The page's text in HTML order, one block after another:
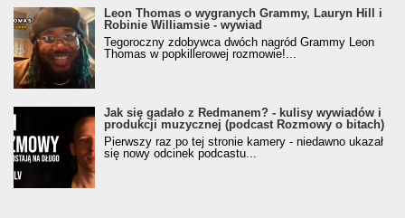
Leon Thomas o wygranych Grammy, Lauryn Hill i
Robinie Williamsie - wywiad
Tegoroczny zdobywca dwóch nagród Grammy Leon
Thomas w popkillerowej rozmowie!...
Jak się gadało z Redmanem? - kulisy wywiadów i
produkcji muzycznej (podcast Rozmowy o bitach)
Pierwszy raz po tej stronie kamery - niedawno ukazał
się nowy odcinek podcastu...